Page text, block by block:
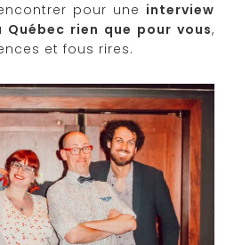
pour une interview
rien que pour vous,
et fous rires.